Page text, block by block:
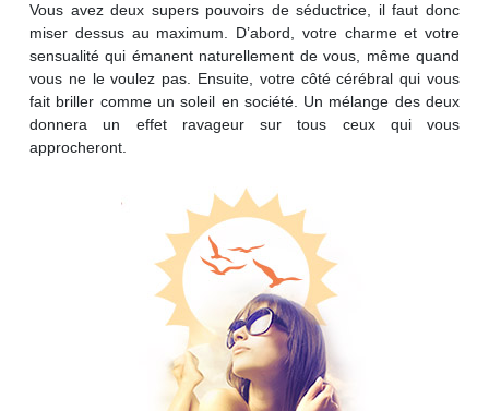
Vous avez deux supers pouvoirs de séductrice, il faut donc
miser dessus au maximum. D’abord, votre charme et votre
sensualité qui émanent naturellement de vous, même quand
vous ne le voulez pas. Ensuite, votre côté cérébral qui vous
fait briller comme un soleil en société. Un mélange des deux
donnera un effet ravageur sur tous ceux qui vous
approcheront.